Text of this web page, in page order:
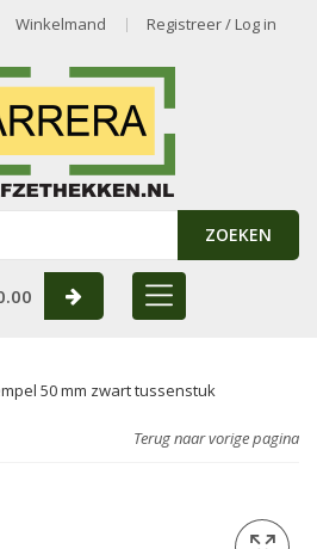
Winkelmand Registreer / Log in
ZOEKEN
50 mm zwart tussenstuk
Terug naar vorige pagina